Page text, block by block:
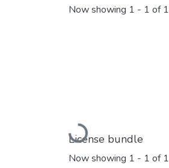
Now showing 1 - 1 of 1
Loading...
License bundle
Now showing 1 - 1 of 1